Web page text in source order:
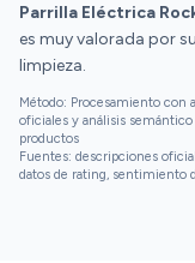
desenchufando
hacer presión
hubiera sido
lado, ya que
cocinar
presión. 3. El
queda
Parrilla Eléctrica
es muy valorada por
limpieza.
Método: Procesamiento con
oficiales y análisis
productos
Fuentes: descripciones
datos de rating, sentimiento